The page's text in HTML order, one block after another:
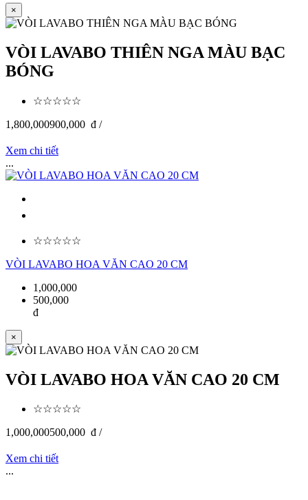
×
VÒI LAVABO THIÊN NGA MÀU BẠC
BÓNG
☆☆☆☆☆
1,800,000900,000 đ /
Xem chi tiết
...
☆☆☆☆☆
VÒI LAVABO HOA VĂN CAO 20 CM
1,000,000
500,000
đ
×
VÒI LAVABO HOA VĂN CAO 20 CM
☆☆☆☆☆
1,000,000500,000 đ /
Xem chi tiết
...